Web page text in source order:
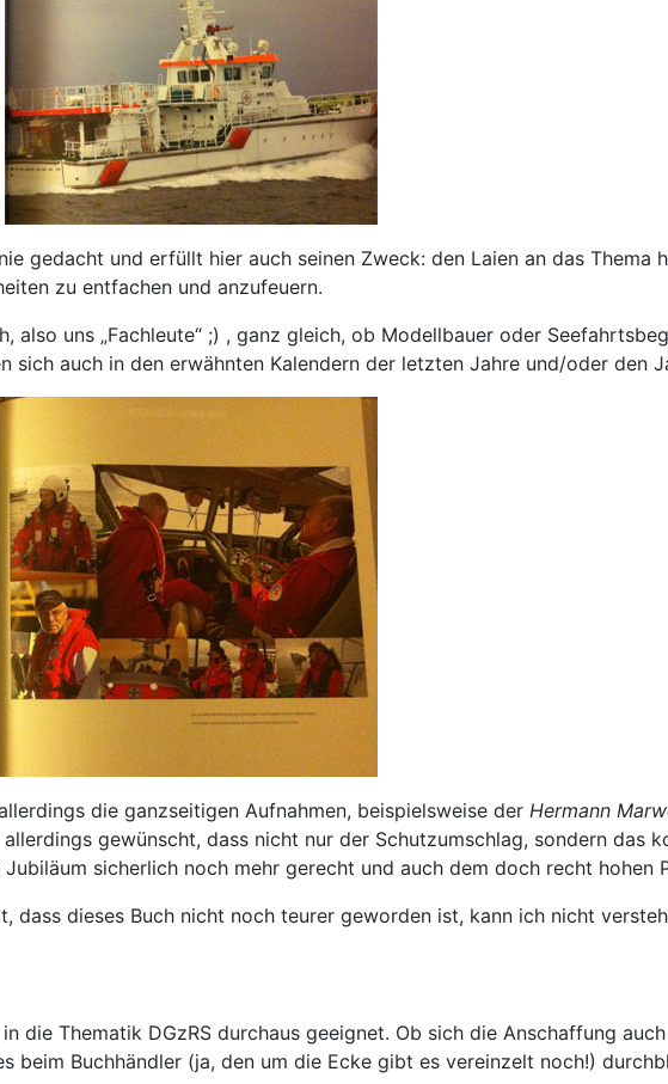
gedacht und erfüllt hier auch seinen Zweck: den Laien an das Thema
zu entfachen und anzufeuern.
also uns „Fachleute“ ;) , ganz gleich, ob Modellbauer oder
sich auch in den erwähnten Kalendern der letzten Jahre und/oder den
die ganzseitigen Aufnahmen, beispielsweise der Hermann
gewünscht, dass nicht nur der Schutzumschlag, sondern das
sicherlich noch mehr gerecht und auch dem doch recht hohen
dass dieses Buch nicht noch teurer geworden ist, kann ich nicht
die Thematik DGzRS durchaus geeignet. Ob sich die Anschaffung
beim Buchhändler (ja, den um die Ecke gibt es vereinzelt noch!)